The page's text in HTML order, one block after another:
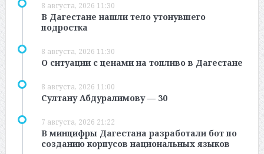
8 августа, 2026 11:30
В Дагестане нашли тело утонувшего
подростка
8 августа, 2026 11:30
О ситуации с ценами на топливо в Дагестане
8 августа, 2026 11:00
Султану Абдуралимову — 30
7 августа, 2026 21:22
В минцифры Дагестана разработали бот по
созданию корпусов национальных языков